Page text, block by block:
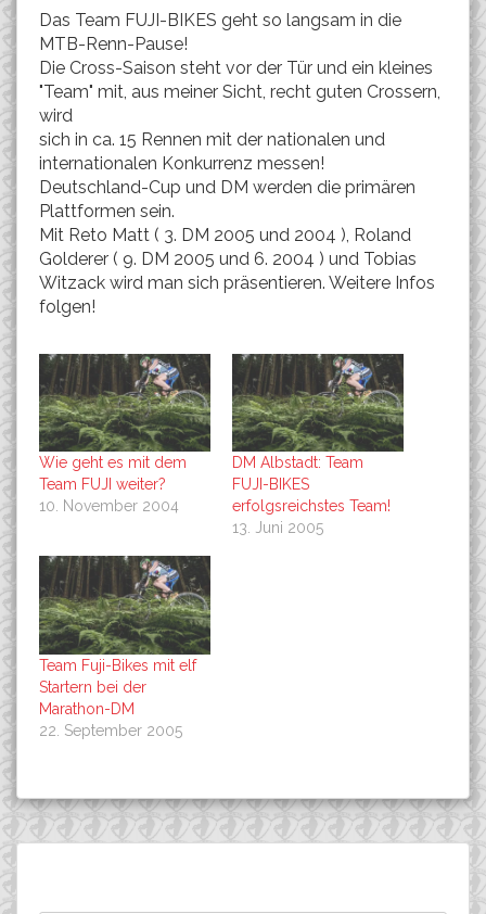
Das Team FUJI-BIKES geht so langsam in die
MTB-Renn-Pause!
Die Cross-Saison steht vor der Tür und ein kleines
"Team" mit, aus meiner Sicht, recht guten Crossern,
wird
sich in ca. 15 Rennen mit der nationalen und
internationalen Konkurrenz messen!
Deutschland-Cup und DM werden die primären
Plattformen sein.
Mit Reto Matt ( 3. DM 2005 und 2004 ), Roland
Golderer ( 9. DM 2005 und 6. 2004 ) und Tobias
Witzack wird man sich präsentieren. Weitere Infos
folgen!
Wie geht es mit dem
Team FUJI weiter?
10. November 2004
DM Albstadt: Team
FUJI-BIKES
erfolgsreichstes Team!
13. Juni 2005
Team Fuji-Bikes mit elf
Startern bei der
Marathon-DM
22. September 2005